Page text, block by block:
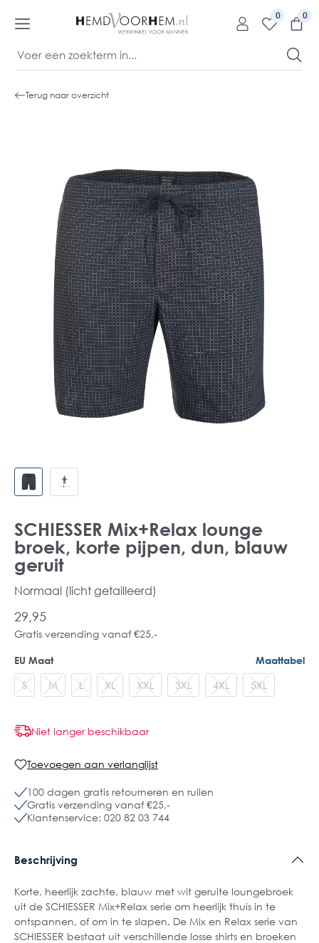
0
Terug naar overzicht
SCHIESSER Mix+Relax lounge
broek, korte pijpen, dun, blauw
geruit
Normaal (licht getailleerd)
29,95
Gratis verzending vanaf €25,-
EU Maat Maattabel
S M L XL XXL 3XL 4XL 5XL
Niet langer beschikbaar
Toevoegen aan verlanglijst
100 dagen gratis retourneren en ruilen
Gratis verzending vanaf €25,-
Klantenservice: 020 82 03 744
Beschrijving
Korte, heerlijk zachte, blauw met wit geruite loungebroek
uit de SCHIESSER Mix+Relax serie om heerlijk thuis in te
ontspannen, of om in te slapen. De Mix en Relax serie van
SCHIESSER bestaat uit verschillende losse shirts en broeken